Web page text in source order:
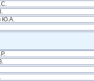
Ю.А.